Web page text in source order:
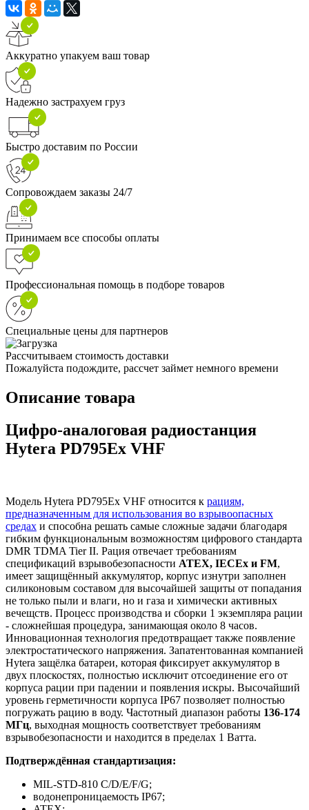
Аккуратно упакуем ваш товар
Надежно застрахуем груз
Быстро доставим по России
Сопровождаем заказы 24/7
Принимаем все способы оплаты
Профессиональная помощь в подборе товаров
Специальные цены для партнеров
Рассчитываем стоимость доставки
Пожалуйста подождите, рассчет займет немного времени
Описание товара
Цифро-аналоговая радиостанция
Hytera PD795Ex VHF
Модель Hytera PD795Ex VHF относится к рациям,
предназначенным для использования во взрывоопасных
средах и способна решать самые сложные задачи благодаря
гибким функциональным возможностям цифрового стандарта
DMR TDMA Tier II. Рация отвечает требованиям
спецификаций взрывобезопасности ATEX, IECEx и FM,
имеет защищённый аккумулятор, корпус изнутри заполнен
силиконовым составом для высочайшей защиты от попадания
не только пыли и влаги, но и газа и химически активных
вечещств. Процесс производства и сборки 1 экземпляра рации
- сложнейшая процедура, занимающая около 8 часов.
Инновационная технология предотвращает также появление
электростатического напряжения. Запатентованная компанией
Hytera защёлка батареи, которая фиксирует аккумулятор в
двух плоскостях, полностью исключит отсоединение его от
корпуса рации при падении и появления искры. Высочайший
уровень герметичности корпуса IP67 позволяет полностью
погружать рацию в воду. Частотный диапазон работы 136-174
МГц, выходная мощность соответствует требованиям
взрывобезопасности и находится в пределах 1 Ватта.
Подтверждённая стандартизация:
MIL-STD-810 C/D/E/F/G;
водонепроницаемость IP67;